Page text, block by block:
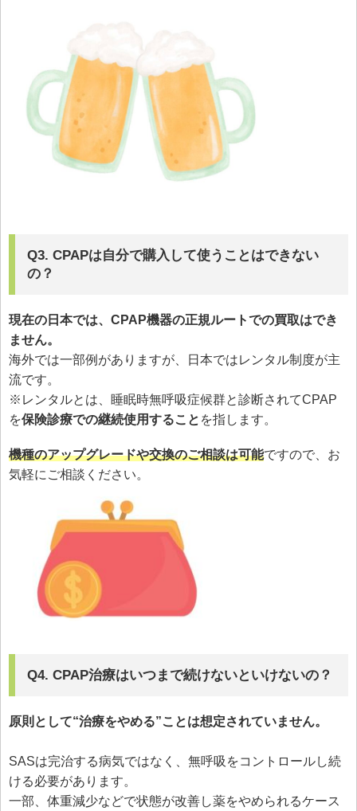
Q3. CPAPは自分で購入して使うことはできない
の？
現在の日本では、CPAP機器の正規ルートでの買取はでき
ません。
海外では一部例がありますが、日本ではレンタル制度が主
流です。
※レンタルとは、睡眠時無呼吸症候群と診断されてCPAP
を保険診療での継続使用すること を指します。
機種のアップグレードや交換のご相談は可能ですので、お
気軽にご相談ください。
Q4. CPAP治療はいつまで続けないといけないの？
原則として“治療をやめる”ことは想定されていません。
SASは完治する病気ではなく、無呼吸をコントロールし続
ける必要があります。
一部、体重減少などで状態が改善し薬をやめられるケース